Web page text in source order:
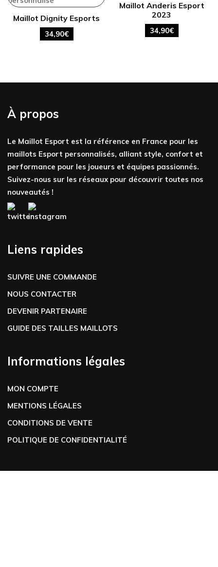
Maillot Dignity Esports
34,90€
Maillot Anderis Esport
2023
34,90€
À propos
Le Maillot Esport est la référence en France pour les
maillots Esport personnalisés, alliant style, confort et
performance pour les joueurs et équipes passionnés.
Suivez-nous sur les réseaux pour découvrir toutes nos
nouveautés !
Liens rapides
SUIVRE UNE COMMANDE
NOUS CONTACTER
DEVENIR PARTENAIRE
GUIDE DES TAILLES MAILLOTS
Informations légales
MON COMPTE
MENTIONS LÉGALES
CONDITIONS DE VENTE
POLITIQUE DE CONFIDENTIALITÉ